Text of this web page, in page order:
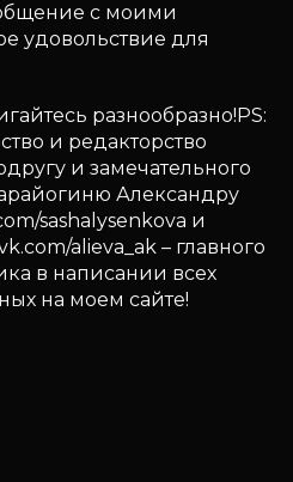
с моими
удовольствие для
разнообразно!PS:
и редакторство
и замечательного
Александру
sashalysenkova и
alieva_ak – главного
в написании всех
на моем сайте!